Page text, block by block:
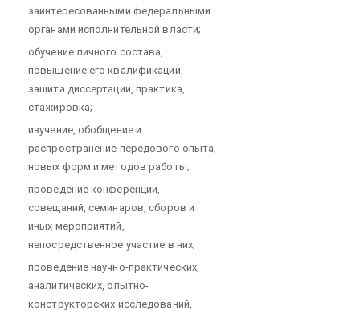
заинтересованными федеральными
органами исполнительной власти;
обучение личного состава,
повышение его квалификации,
защита диссертации, практика,
стажировка;
изучение, обобщение и
распространение передового опыта,
новых форм и методов работы;
проведение конференций,
совещаний, семинаров, сборов и
иных мероприятий,
непосредственное участие в них;
проведение научно-практических,
аналитических, опытно-
конструкторских исследований,